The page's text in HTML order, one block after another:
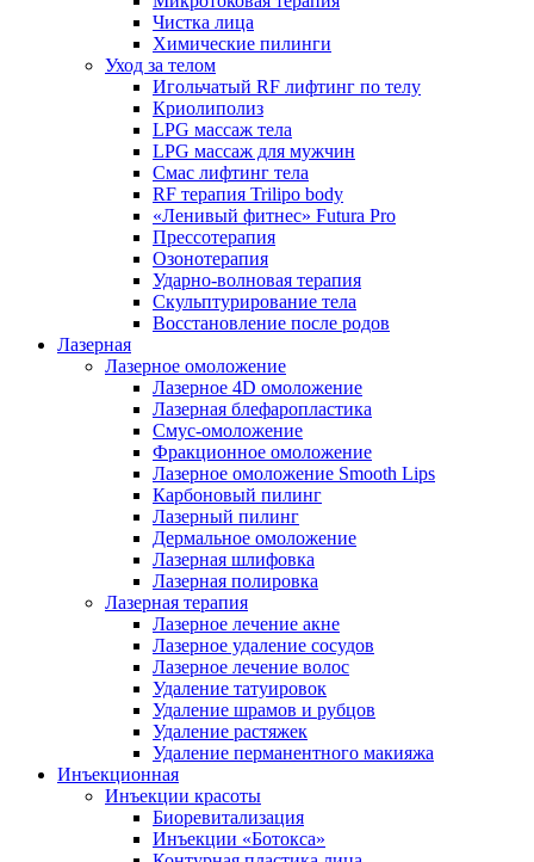
Чистка лица
Химические пилинги
Уход за телом
Игольчатый RF лифтинг по телу
Криолиполиз
LPG массаж тела
LPG массаж для мужчин
Смас лифтинг тела
RF терапия Trilipo body
«Ленивый фитнес» Futura Pro
Прессотерапия
Озонотерапия
Ударно-волновая терапия
Скульптурирование тела
Восстановление после родов
Лазерная
Лазерное омоложение
Лазерное 4D омоложение
Лазерная блефаропластика
Смус-омоложение
Фракционное омоложение
Лазерное омоложение Smooth Lips
Карбоновый пилинг
Лазерный пилинг
Дермальное омоложение
Лазерная шлифовка
Лазерная полировка
Лазерная терапия
Лазерное лечение акне
Лазерное удаление сосудов
Лазерное лечение волос
Удаление татуировок
Удаление шрамов и рубцов
Удаление растяжек
Удаление перманентного макияжа
Инъекционная
Инъекции красоты
Биоревитализация
Инъекции «Ботокса»